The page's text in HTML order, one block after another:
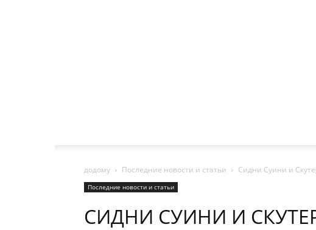
додому Последние новости и статьи Сидни Суини и
Последние новости и статьи
СИДНИ СУИНИ И